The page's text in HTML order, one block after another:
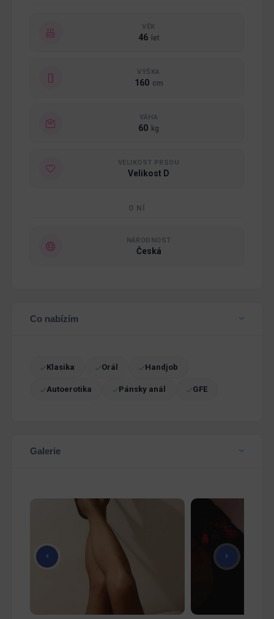
VĚK
46 let
VÝŠKA
160 cm
VÁHA
60 kg
VELIKOST PRSOU
Velikost D
O NÍ
NÁRODNOST
Česká
Co nabízím
Klasika Orál Handjob
Autoerotika Pánsky anál GFE
Galerie